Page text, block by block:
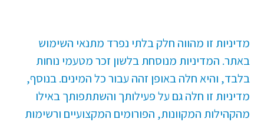
מדיניות זו מהווה חלק בלתי נפרד מתנאי השימוש
באתר. המדיניות מנוסחת בלשון זכר מטעמי נוחות
בלבד, והיא חלה באופן זהה עבור כל המינים. בנוסף,
מדיניות זו חלה גם על פעילותך והשתתפותך באילו
מהקהילות המקוונות, הפורומים המקצועיים ורשימות